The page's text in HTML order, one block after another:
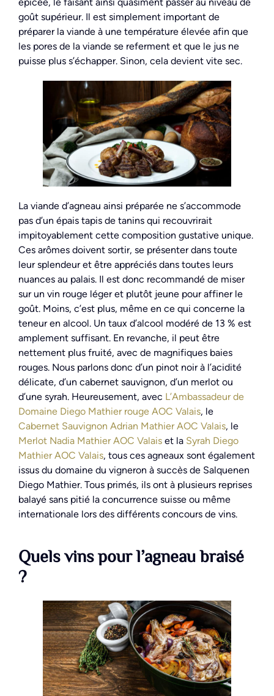
goût supérieur. Il est simplement important de
préparer la viande à une température élevée afin que
les pores de la viande se referment et que le jus ne
puisse plus s’échapper. Sinon, cela devient vite sec.
La viande d’agneau ainsi préparée ne s’accommode
pas d’un épais tapis de tanins qui recouvrirait
impitoyablement cette composition gustative unique.
Ces arômes doivent sortir, se présenter dans toute
leur splendeur et être appréciés dans toutes leurs
nuances au palais. Il est donc recommandé de miser
sur un vin rouge léger et plutôt jeune pour affiner le
goût. Moins, c’est plus, même en ce qui concerne la
teneur en alcool. Un taux d’alcool modéré de 13 % est
amplement suffisant. En revanche, il peut être
nettement plus fruité, avec de magnifiques baies
rouges. Nous parlons donc d’un pinot noir à l’acidité
délicate, d’un cabernet sauvignon, d’un merlot ou
d’une syrah. Heureusement, avec L’Ambassadeur de
Domaine Diego Mathier rouge AOC Valais, le
Cabernet Sauvignon Adrian Mathier AOC Valais, le
Merlot Nadia Mathier AOC Valais et la Syrah Diego
Mathier AOC Valais, tous ces agneaux sont également
issus du domaine du vigneron à succès de Salquenen
Diego Mathier. Tous primés, ils ont à plusieurs reprises
balayé sans pitié la concurrence suisse ou même
internationale lors des différents concours de vins.
Quels vins pour l’agneau braisé
?